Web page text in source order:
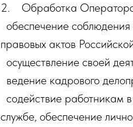
2. Обработка
обеспечение
правовых актов
осуществление своей
ведение кадрового
содействие работникам
службе, обеспечение